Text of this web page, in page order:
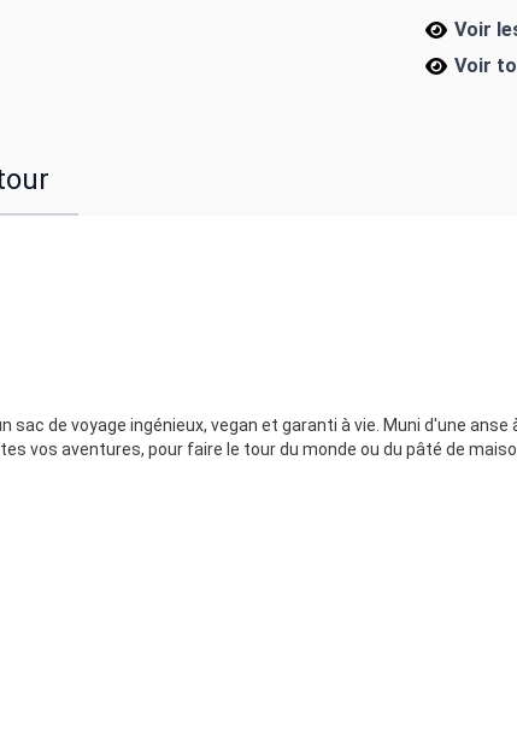
Voir
Voir
de voyage ingénieux, vegan et garanti à vie. Muni d'une anse
vos aventures, pour faire le tour du monde ou du pâté de